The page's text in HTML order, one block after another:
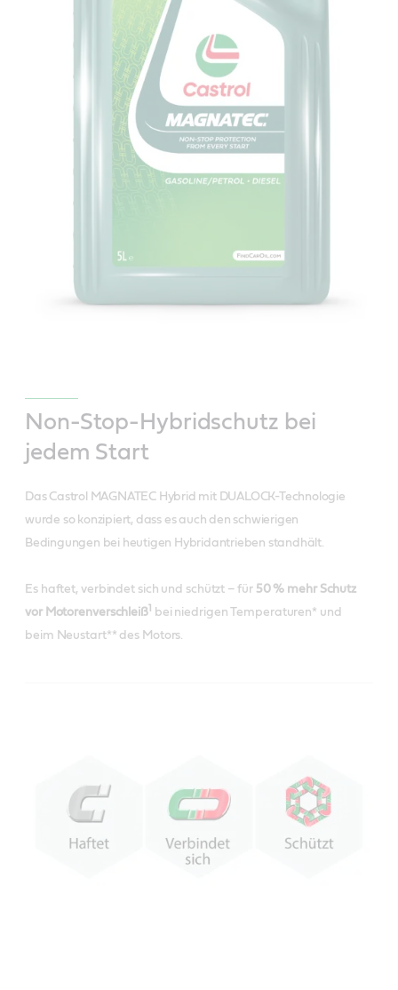
Non-Stop-Hybridschutz bei
jedem Start
Das Castrol MAGNATEC Hybrid mit DUALOCK-Technologie
wurde so konzipiert, dass es auch den schwierigen
Bedingungen bei heutigen Hybridantrieben standhält.
Es haftet, verbindet sich und schützt – für50 % mehr Schutz
vor Motorenverschleiß
bei niedrigen Temperaturen* und
beim Neustart** des Motors.